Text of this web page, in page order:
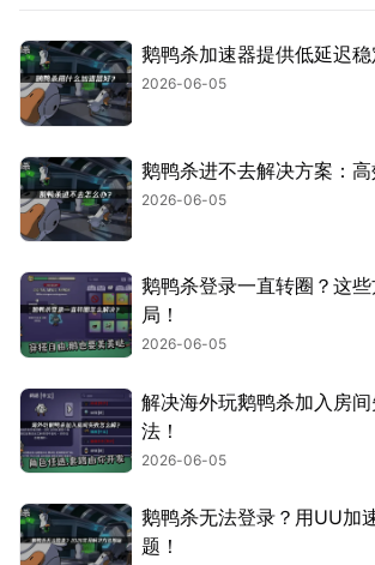
鹅鸭杀加速器提供低延迟稳
2026-06-05
鹅鸭杀进不去解决方案：高
2026-06-05
鹅鸭杀登录一直转圈？这
局！
2026-06-05
解决海外玩鹅鸭杀加入房
法！
2026-06-05
鹅鸭杀无法登录？用UU加
题！